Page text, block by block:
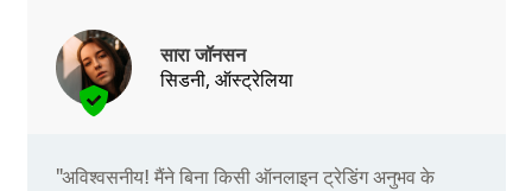
सारा जॉनसन
सिडनी, ऑस्ट्रेलिया
"अविश्वसनीय! मैंने बिना किसी ऑनलाइन ट्रेडिंग अनुभव के